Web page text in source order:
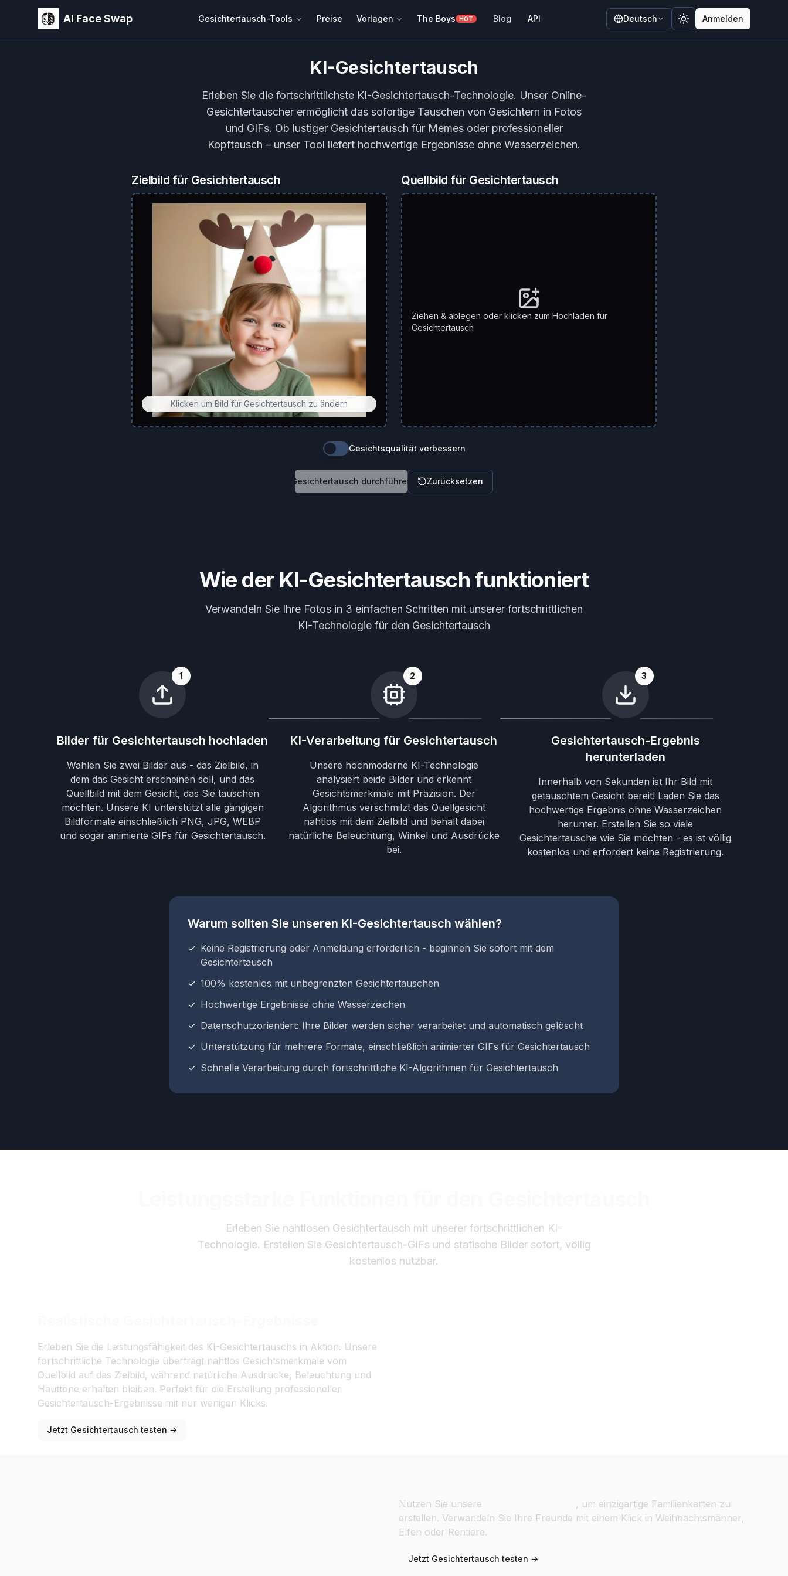
AI Face Swap Gesichtertausch-Tools Preise Vorlagen The Boys HOT Blog API Deutsch Toggle theme
Anmelden
KI-Gesichtertausch
Erleben Sie die fortschrittlichste KI-Gesichtertausch-Technologie. Unser Online-
Gesichtertauscher ermöglicht das sofortige Tauschen von Gesichtern in Fotos
und GIFs. Ob lustiger Gesichtertausch für Memes oder professioneller
Kopftausch – unser Tool liefert hochwertige Ergebnisse ohne Wasserzeichen.
Zielbild für Gesichtertausch
Klicken um Bild für Gesichtertausch zu ändern
Quellbild für Gesichtertausch
Ziehen & ablegen oder klicken zum Hochladen für
Gesichtertausch
Gesichtsqualität verbessern
Gesichtertausch durchführen Zurücksetzen
Wie der KI-Gesichtertausch funktioniert
Verwandeln Sie Ihre Fotos in 3 einfachen Schritten mit unserer fortschrittlichen
KI-Technologie für den Gesichtertausch
1
Bilder für Gesichtertausch hochladen
Wählen Sie zwei Bilder aus - das Zielbild, in
dem das Gesicht erscheinen soll, und das
Quellbild mit dem Gesicht, das Sie tauschen
möchten. Unsere KI unterstützt alle gängigen
Bildformate einschließlich PNG, JPG, WEBP
und sogar animierte GIFs für Gesichtertausch.
2
KI-Verarbeitung für Gesichtertausch
Unsere hochmoderne KI-Technologie
analysiert beide Bilder und erkennt
Gesichtsmerkmale mit Präzision. Der
Algorithmus verschmilzt das Quellgesicht
nahtlos mit dem Zielbild und behält dabei
natürliche Beleuchtung, Winkel und Ausdrücke
bei.
3
Gesichtertausch-Ergebnis
herunterladen
Innerhalb von Sekunden ist Ihr Bild mit
getauschtem Gesicht bereit! Laden Sie das
hochwertige Ergebnis ohne Wasserzeichen
herunter. Erstellen Sie so viele
Gesichtertausche wie Sie möchten - es ist völlig
kostenlos und erfordert keine Registrierung.
Warum sollten Sie unseren KI-Gesichtertausch wählen?
✓ Keine Registrierung oder Anmeldung erforderlich - beginnen Sie sofort mit dem
Gesichtertausch
✓ 100% kostenlos mit unbegrenzten Gesichtertauschen
✓ Hochwertige Ergebnisse ohne Wasserzeichen
✓ Datenschutzorientiert: Ihre Bilder werden sicher verarbeitet und automatisch gelöscht
✓ Unterstützung für mehrere Formate, einschließlich animierter GIFs für Gesichtertausch
✓ Schnelle Verarbeitung durch fortschrittliche KI-Algorithmen für Gesichtertausch
Erleben Sie nahtlosen Gesichtertausch mit unserer fortschrittlichen KI-
Technologie. Erstellen Sie Gesichtertausch-GIFs und statische Bilder sofort, völlig
kostenlos nutzbar.
Erleben Sie die Leistungsfähigkeit des KI-Gesichtertauschs in Aktion. Unsere
fortschrittliche Technologie überträgt nahtlos Gesichtsmerkmale vom
Quellbild auf das Zielbild, während natürliche Ausdrücke, Beleuchtung und
Hauttöne erhalten bleiben. Perfekt für die Erstellung professioneller
Gesichtertausch-Ergebnisse mit nur wenigen Klicks.
Jetzt Gesichtertausch testen →
Nutzen Sie unsere
, um einzigartige Familienkarten zu
erstellen. Verwandeln Sie Ihre Freunde mit einem Klick in Weihnachtsmänner,
Elfen oder Rentiere.
Jetzt Gesichtertausch testen →